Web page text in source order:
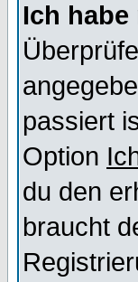
Ich
passiert
Option
du den
braucht